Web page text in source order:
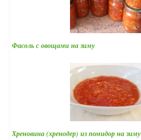
Фасоль с овощами на зиму
Хреновина (хренодер) из помидор на зиму